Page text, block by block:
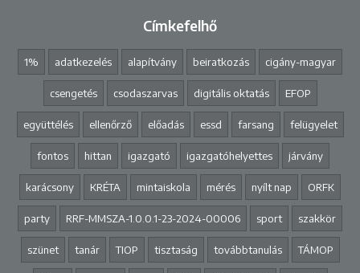
Címkefelhő
1% adatkezelés alapítvány beiratkozás cigány-magyar
csengetés csodaszarvas digitális oktatás EFOP
együttélés ellenőrző előadás essd farsang felügyelet
fontos hittan igazgató igazgatóhelyettes járvány
karácsony KRÉTA mintaiskola mérés nyílt nap ORFK
party RRF-MMSZA-1.0.0.1-23-2024-00006 sport szakkör
szünet tanár TIOP tisztaság továbbtanulás TÁMOP